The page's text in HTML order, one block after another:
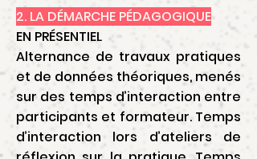
2. LA DÉMARCHE PÉDAGOGIQUE
EN PRÉSENTIEL
Alternance de travaux pratiques
et de données théoriques, menés
sur des temps d’interaction entre
participants et formateur. Temps
d’interaction lors d’ateliers de